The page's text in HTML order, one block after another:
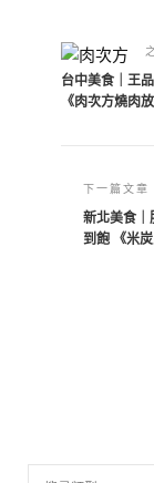
台中美食｜王
《肉次方燒肉放
下一篇文章
新北美食｜
到飽 《米炭